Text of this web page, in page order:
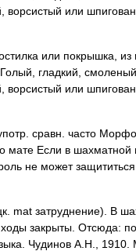
ворсистый или
или покрышка, из
гладкий,
ворсистый или
сравн. часто
мате Если в шахматной
не может
mat затруднение). В
закрыты. Отсюда:
Чудинов А.Н.,